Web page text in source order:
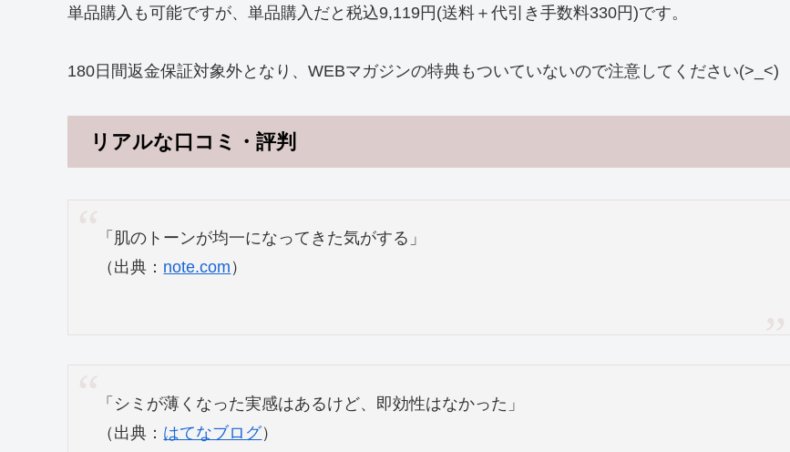
単品購入も可能ですが、単品購入だと税込9,119円(送料＋代引き手数料330円)です。
180日間返金保証対象外となり、WEBマガジンの特典もついていないので注意してください(>_<)
リアルな口コミ・評判
「肌のトーンが均一になってきた気がする」
（出典： note.com ）
「シミが薄くなった実感はあるけど、即効性はなかった」
（出典： はてなブログ）